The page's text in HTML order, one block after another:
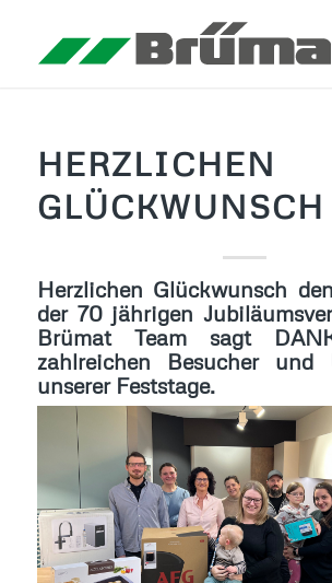
HERZLICHEN
GLÜCKWUNSCH
Herzlichen Glückwunsch
der 70 jährigen
Brümat Team sagt
zahlreichen Besucher und
unserer Feststage.